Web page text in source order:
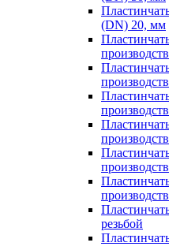
(DN) 20, мм
резьбой